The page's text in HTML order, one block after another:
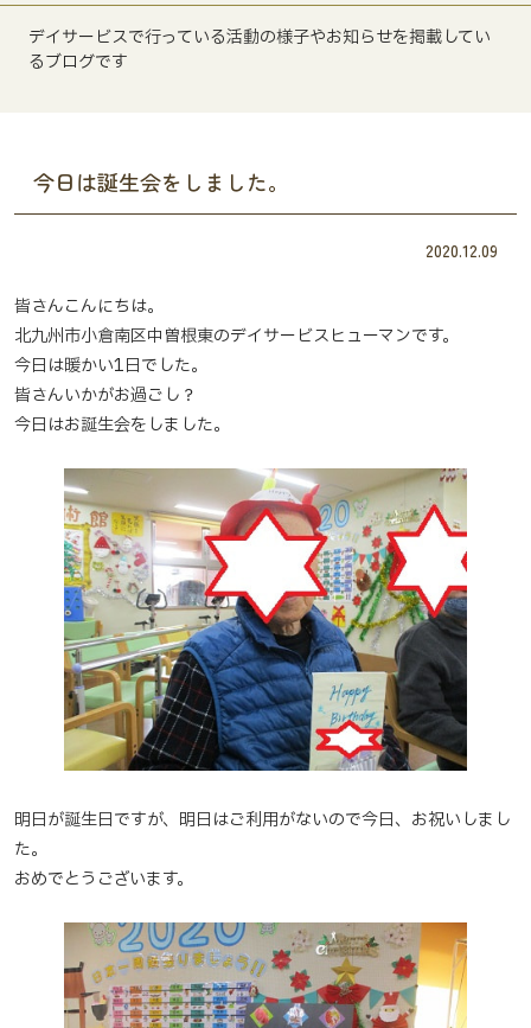
デイサービスで行っている活動の様子やお知らせを掲載してい
るブログです
今日は誕生会をしました。
2020.12.09
皆さんこんにちは。
北九州市小倉南区中曽根東のデイサービスヒューマンです。
今日は暖かい1日でした。
皆さんいかがお過ごし？
今日はお誕生会をしました。
明日が誕生日ですが、明日はご利用がないので今日、お祝いしまし
た。
おめでとうございます。